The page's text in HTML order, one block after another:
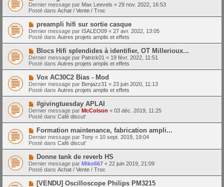
s
a
g
u
m
e
s
s
a
g
e
o
u
v
u
m
e
s
a
g
e
Dernier message par Max Leevels « 29 nov. 2022, 16:53
Posté dans Achat / Vente / Troc
N
o
u
v
e
a
u
m
e
s
s
a
g
preampli hifi sur sortie casque
Dernier message par ISALEO09 « 27 avr. 2022, 13:05
Posté dans Autres projets amplis et effets
N
o
u
v
e
u
m
e
s
s
a
g
e
Blocs Hifi splendides à identifier, OT Millerioux...
Dernier message par Patrick01 « 19 févr. 2022, 11:51
Posté dans Autres projets amplis et effets
N
o
u
v
a
u
m
e
s
a
g
e
Vox AC30C2 Bias - Mod
Dernier message par Benjazz31 « 23 juin 2020, 11:13
Posté dans Autres projets amplis et effets
N
o
u
v
e
a
u
m
e
s
a
g
e
#givingtuesday APLAI
Dernier message par McColson « 03 déc. 2019, 11:25
Posté dans Café discut'
N
o
u
v
e
a
u
m
e
Formation maintenance, fabrication ampli...
Dernier message par Tony « 10 sept. 2019, 19:04
Posté dans Café discut'
N
o
u
v
e
Donne tank de reverb HS
Dernier message par Miko667 « 22 juin 2019, 21:09
Posté dans Achat / Vente / Troc
N[VENDU] Oscilloscope Philips PM3215